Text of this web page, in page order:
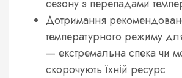
сезону з перепадами
Дотримання
температурного режиму
— екстремальна спека чи
скорочують їхній ресурс